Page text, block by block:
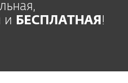
и
БЕСПЛАТНАЯ !